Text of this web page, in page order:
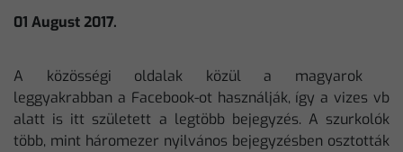
01 August 2017.
A közösségi oldalak közül a magyarok
leggyakrabban a Facebook-ot használják, így a vizes vb
alatt is itt született a legtöbb bejegyzés. A szurkolók
több, mint háromezer nyilvános bejegyzésben osztották